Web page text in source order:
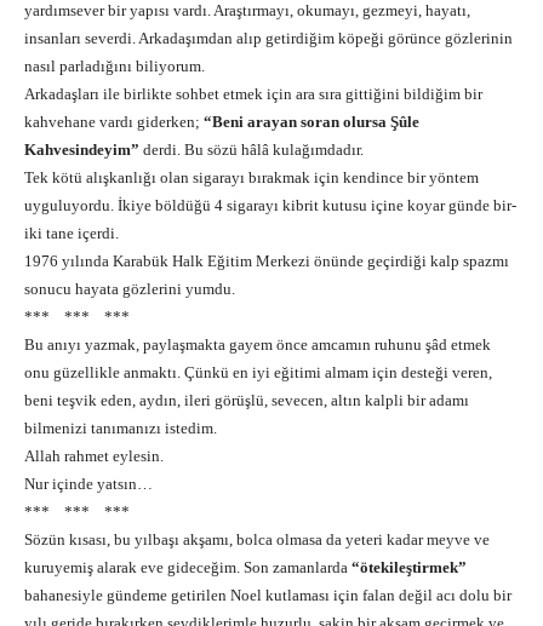
yardımsever bir yapısı vardı. Araştırmayı, okumayı, gezmeyi, hayatı,
insanları severdi. Arkadaşımdan alıp getirdiğim köpeği görünce gözlerinin
nasıl parladığını biliyorum.
Arkadaşları ile birlikte sohbet etmek için ara sıra gittiğini bildiğim bir
kahvehane vardı giderken; “Beni arayan soran olursa Şûle
Kahvesindeyim” derdi. Bu sözü hâlâ kulağımdadır.
Tek kötü alışkanlığı olan sigarayı bırakmak için kendince bir yöntem
uyguluyordu. İkiye böldüğü 4 sigarayı kibrit kutusu içine koyar günde bir-
iki tane içerdi.
1976 yılında Karabük Halk Eğitim Merkezi önünde geçirdiği kalp spazmı
sonucu hayata gözlerini yumdu.
*** *** ***
Bu anıyı yazmak, paylaşmakta gayem önce amcamın ruhunu şâd etmek
onu güzellikle anmaktı. Çünkü en iyi eğitimi almam için desteği veren,
beni teşvik eden, aydın, ileri görüşlü, sevecen, altın kalpli bir adamı
bilmenizi tanımanızı istedim.
Allah rahmet eylesin.
Nur içinde yatsın…
*** *** ***
Sözün kısası, bu yılbaşı akşamı, bolca olmasa da yeteri kadar meyve ve
kuruyemiş alarak eve gideceğim. Son zamanlarda “ötekileştirmek”
bahanesiyle gündeme getirilen Noel kutlaması için falan değil acı dolu bir